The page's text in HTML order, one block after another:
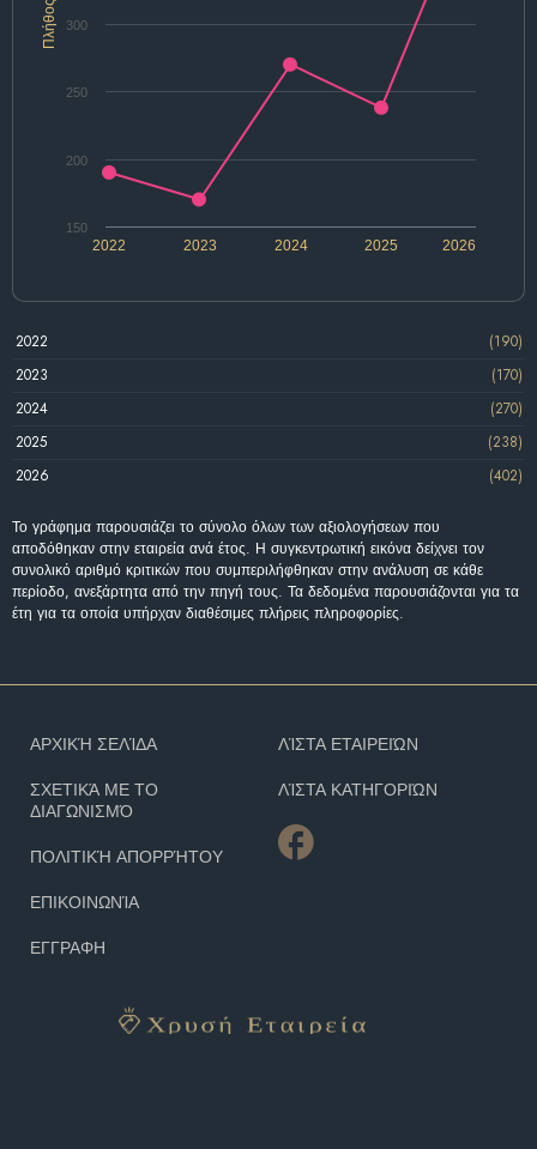
Πλήθος
2025
2022 2023 2024 2026
150
200
250
300
2022
(190)
2023
(170)
2024
(270)
2025
(238)
2026
(402)
Το γράφημα παρουσιάζει το σύνολο όλων των αξιολογήσεων που
αποδόθηκαν στην εταιρεία ανά έτος. Η συγκεντρωτική εικόνα δείχνει τον
συνολικό αριθμό κριτικών που συμπεριλήφθηκαν στην ανάλυση σε κάθε
περίοδο, ανεξάρτητα από την πηγή τους. Τα δεδομένα παρουσιάζονται για τα
έτη για τα οποία υπήρχαν διαθέσιμες πλήρεις πληροφορίες.
ΑΡΧΙΚΉ ΣΕΛΊΔΑ
ΣΧΕΤΙΚΆ ΜΕ ΤΟ
ΔΙΑΓΩΝΙΣΜΌ
ΠΟΛΙΤΙΚΉ ΑΠΟΡΡΉΤΟΥ
ΕΠΙΚΟΙΝΩΝΊΑ
ΕΓΓΡΑΦΗ
ΛΊΣΤΑ ΕΤΑΙΡΕΙΏΝ
ΛΊΣΤΑ ΚΑΤΗΓΟΡΙΏΝ